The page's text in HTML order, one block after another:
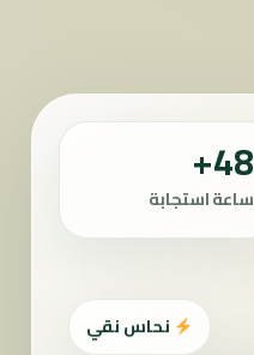
48+
ساعة استجابة
نحاس نقي